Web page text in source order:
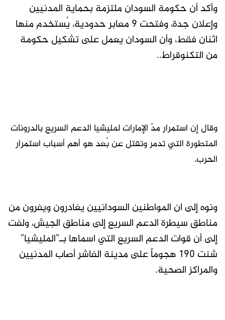
وأكد أن حكومة السودان ملتزمة بحماية المدنيين
وإعلان جدة، وفتحت 9 معابر حدودية، يُستخدم منها
اثنان فقط، وأن السودان يعمل على تشكيل حكومة
من التكنوقراط..
وقال إن استمرار مدّ الإمارات لمليشيا الدعم السريع بالدرونات
المتطورة التي تدمر وتقتل عن بُعد هو أهم أسباب استمرار
الحرب.
ونوه إلى ان المواطنين السودانيين يغادرون ويفرون من
مناطق سيطرة الدعم السريع إلى مناطق الجيش، ولفت
إلى أن قوات الدعم السريع التي اسماها بـ”المليشيا”
شنت 190 هجوماً على مدينة الفاشر أصاب المدنيين
والمراكز الصحية.